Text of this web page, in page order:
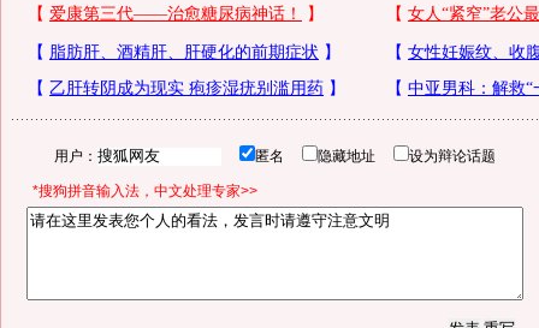
用户： 匿名 隐藏地址 设为辩论话题
*搜狗拼音输入法，中文处理专家>>